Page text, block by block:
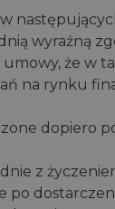
że w
na rynku
dopiero
z